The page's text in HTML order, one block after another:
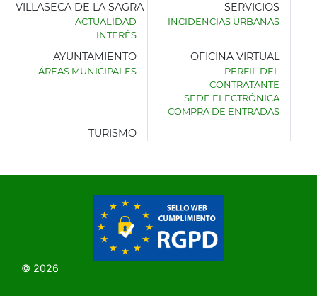
AYUNTAMIENTO
VILLASECA DE LA SAGRA
ACTUALIDAD
INTERÉS
SERVICIOS
INCIDENCIAS URBANAS
AYUNTAMIENTO
ÁREAS MUNICIPALES
OFICINA VIRTUAL
PERFIL DEL
CONTRATANTE
SEDE ELECTRÓNICA
COMPRA DE ENTRADAS
TURISMO
© 2026